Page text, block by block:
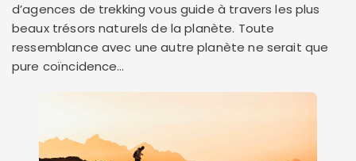
d’agences de trekking vous guide à travers les plus
beaux trésors naturels de la planète. Toute
ressemblance avec une autre planète ne serait que
pure coïncidence…